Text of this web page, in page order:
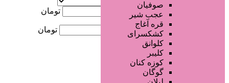
صوفیان
عجب شیر
قره آغاج
کشکسرای
کلوانق
کلیبر
کوزه کنان
گوگان
کمترین قیمت
تومان
بیشترین قیمت تومان